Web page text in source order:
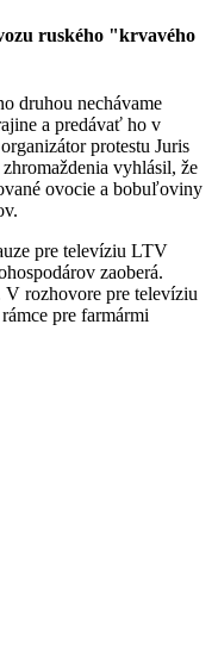
ruského "krvavého
druhou nechávame
a predávať ho v
protestu Juris
vyhlásil, že
ovocie a bobuľoviny
pre televíziu LTV
zaoberá.
rozhovore pre televíziu
pre farmármi